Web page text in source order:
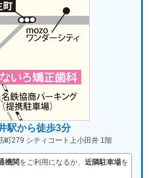
駅から徒歩3分
町279 シティコート上小田井 1階
機関をご利用になるか、 近隣駐車場を